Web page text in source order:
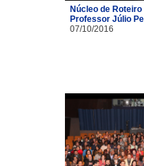
Núcleo de Roteiro
Professor Júlio
07/10/2016